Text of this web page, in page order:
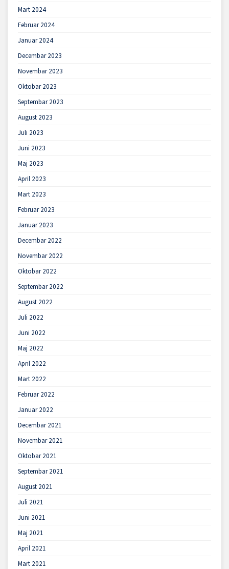
Mart 2024
Februar 2024
Januar 2024
Decembar 2023
Novembar 2023
Oktobar 2023
Septembar 2023
August 2023
Juli 2023
Juni 2023
Maj 2023
April 2023
Mart 2023
Februar 2023
Januar 2023
Decembar 2022
Novembar 2022
Oktobar 2022
Septembar 2022
August 2022
Juli 2022
Juni 2022
Maj 2022
April 2022
Mart 2022
Februar 2022
Januar 2022
Decembar 2021
Novembar 2021
Oktobar 2021
Septembar 2021
August 2021
Juli 2021
Juni 2021
Maj 2021
April 2021
Mart 2021